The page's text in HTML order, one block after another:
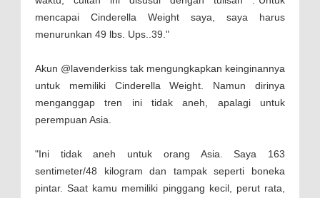
mencapai Cinderella Weight saya, saya harus
menurunkan 49 lbs. Ups..39."
Akun @lavenderkiss tak mengungkapkan keinginannya
untuk memiliki Cinderella Weight. Namun dirinya
menganggap tren ini tidak aneh, apalagi untuk
perempuan Asia.
"Ini tidak aneh untuk orang Asia. Saya 163
sentimeter/48 kilogram dan tampak seperti boneka
pintar. Saat kamu memiliki pinggang kecil, perut rata,